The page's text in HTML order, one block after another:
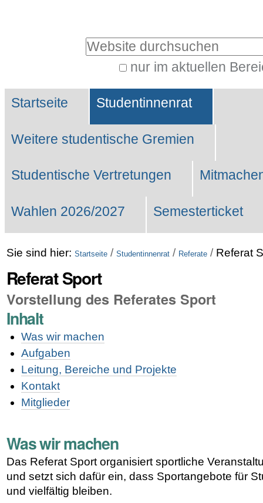
Website durchsuchen
nur im aktuellen
Suche…
Sektionen
Startseite Studentinnenrat
Weitere studentische Gremien
Studentische Vertretungen
Wahlen 2026/2027 Semesterticket
Sie sind hier: Startseite / Studentinnenrat / Referate / Referat
Referat Sport
Vorstellung des Referates Sport
Inhalt
Was wir machen
Aufgaben
Leitung, Bereiche und Projekte
Kontakt
Mitglieder
Was wir machen
Das Referat Sport organisiert sportliche
und setzt sich dafür ein, dass Sportangebote für
und vielfältig bleiben.